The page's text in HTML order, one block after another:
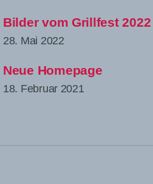
Bilder vom Grillfest 2022
28. Mai 2022
Neue Homepage
18. Februar 2021